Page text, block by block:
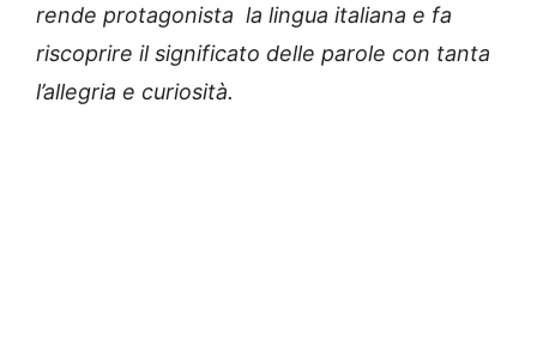
rende protagonista la lingua italiana e fa
riscoprire il significato delle parole con tanta
l’allegria e curiosità.